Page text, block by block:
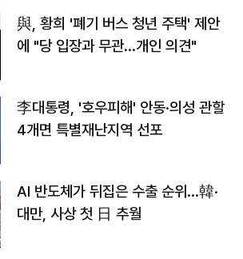
與, 황희 '폐기 버스 청년 주택' 제안
에 "당 입장과 무관…개인 의견"
李대통령, '호우피해' 안동·의성 관할
4개면 특별재난지역 선포
AI 반도체가 뒤집은 수출 순위…韓·
대만, 사상 첫 日 추월